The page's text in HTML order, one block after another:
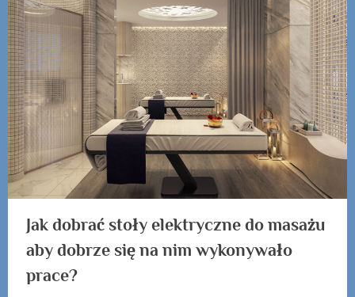
Jak dobrać stoły elektryczne do masażu
aby dobrze się na nim wykonywało
prace?